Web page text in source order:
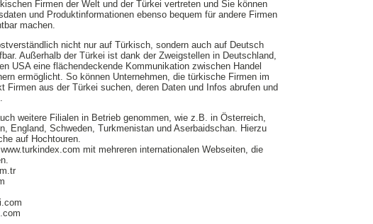
Firmen der Welt und der Türkei vertreten und Sie können
und Produktinformationen ebenso bequem für andere Firmen
machen.
nicht nur auf Türkisch, sondern auch auf Deutsch
Außerhalb der Türkei ist dank der Zweigstellen in Deutschland,
USA eine flächendeckende Kommunikation zwischen Handel
ermöglicht. So können Unternehmen, die türkische Firmen im
Firmen aus der Türkei suchen, deren Daten und Infos abrufen und
weitere Filialen in Betrieb genommen, wie z.B. in Österreich,
England, Schweden, Turkmenistan und Aserbaidschan. Hierzu
auf Hochtouren.
mit mehreren internationalen Webseiten, die